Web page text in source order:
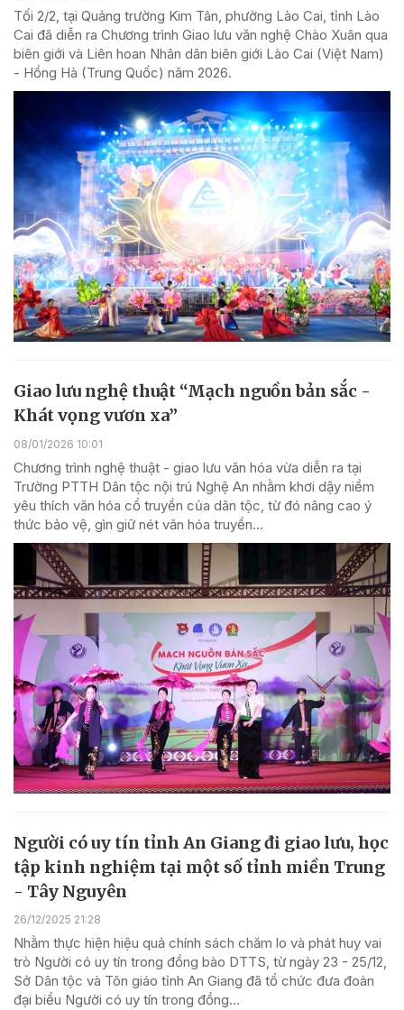
Tối 2/2, tại Quảng trường Kim Tân, phường Lào Cai, tỉnh Lào
Cai đã diễn ra Chương trình Giao lưu văn nghệ Chào Xuân qua
biên giới và Liên hoan Nhân dân biên giới Lào Cai (Việt Nam)
- Hồng Hà (Trung Quốc) năm 2026.
Giao lưu nghệ thuật “Mạch nguồn bản sắc -
Khát vọng vươn xa”
08/01/2026 10:01
Chương trình nghệ thuật - giao lưu văn hóa vừa diễn ra tại
Trường PTTH Dân tộc nội trú Nghệ An nhằm khơi dậy niềm
yêu thích văn hóa cổ truyền của dân tộc, từ đó nâng cao ý
thức bảo vệ, gìn giữ nét văn hóa truyền...
Người có uy tín tỉnh An Giang đi giao lưu, học
tập kinh nghiệm tại một số tỉnh miền Trung
- Tây Nguyên
26/12/2025 21:28
Nhằm thực hiện hiệu quả chính sách chăm lo và phát huy vai
trò Người có uy tín trong đồng bào DTTS, từ ngày 23 - 25/12,
Sở Dân tộc và Tôn giáo tỉnh An Giang đã tổ chức đưa đoàn
đại biểu Người có uy tín trong đồng...